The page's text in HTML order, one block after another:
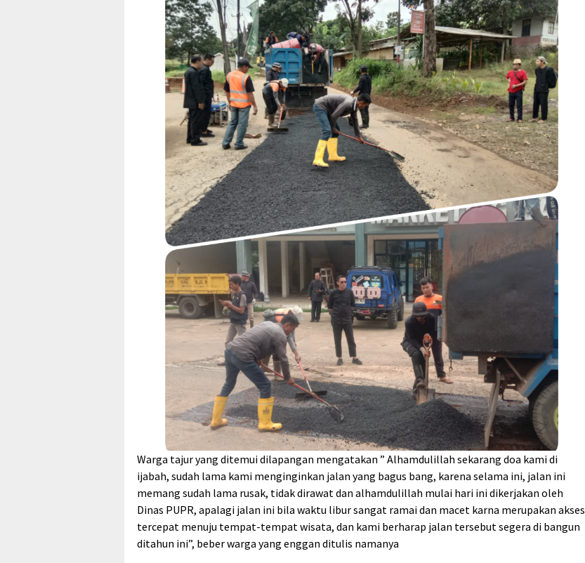
Warga tajur yang ditemui dilapangan mengatakan ” Alhamdulillah sekarang doa kami di
ijabah, sudah lama kami menginginkan jalan yang bagus bang, karena selama ini, jalan ini
memang sudah lama rusak, tidak dirawat dan alhamdulillah mulai hari ini dikerjakan oleh
Dinas PUPR, apalagi jalan ini bila waktu libur sangat ramai dan macet karna merupakan akses
tercepat menuju tempat-tempat wisata, dan kami berharap jalan tersebut segera di bangun
ditahun ini”, beber warga yang enggan ditulis namanya